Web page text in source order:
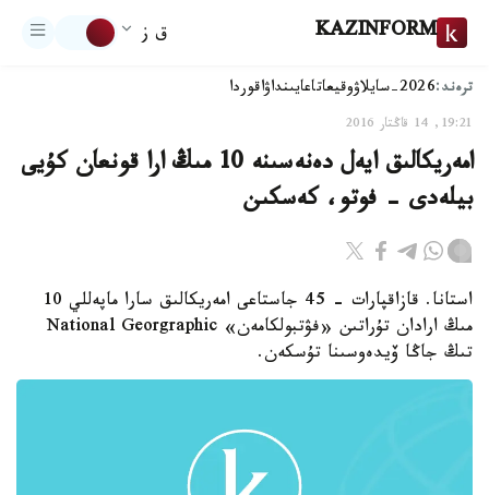
KAZINFORM ق ز
ترەند:2026-سايلاۋ وقيعاتاعايىنداۋاقوردا
19:21, 14 قاڭتار 2016
امەريكالىق ايەل دەنەسىنە 10 مىڭ ارا قونعان كۇيى
بيلەدى - فوتو، كەسكىن
استانا. قازاقپارات - 45 جاستاعى امەريكالىق سارا ماپەللي 10
مىڭ ارادان تۇراتىن «فۋتبولكامەن» National Georgraphic
تىڭ جاڭا ۆيدەوسىنا تۇسكەن.